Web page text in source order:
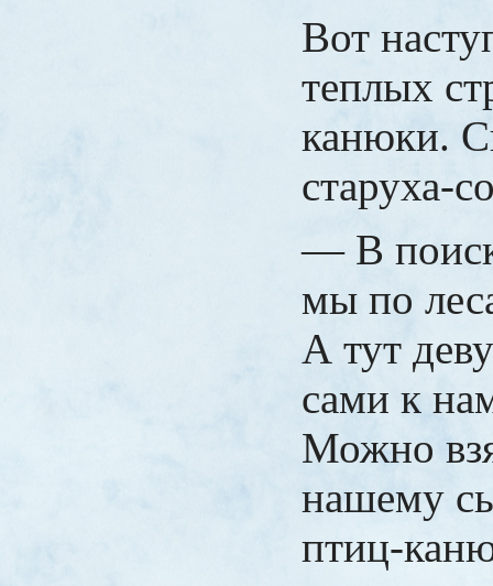
Вот
теплых
канюки.
старуха-
— В
мы по
А тут
сами к
Можно
нашему
птиц-